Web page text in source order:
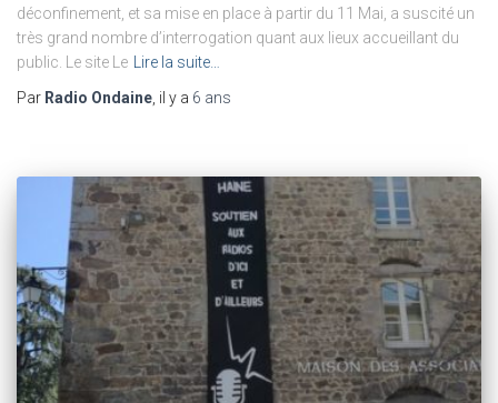
déconfinement, et sa mise en place à partir du 11 Mai, a suscité un
très grand nombre d’interrogation quant aux lieux accueillant du
public. Le site Le Lire la suite…
Par Radio Ondaine, il y a 6 ans